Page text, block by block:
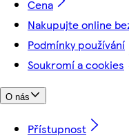
Cena
Nakupujte online
Podmínky používání
Soukromí a cookies
O nás
Přístupnost